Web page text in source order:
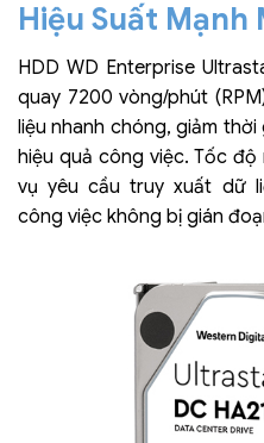
Hiệu Suất Mạnh
HDD WD Enterprise
quay 7200 vòng/phút
liệu nhanh chóng, giảm
hiệu quả công việc. Tốc
vụ yêu cầu truy xuất dữ
công việc không bị gián